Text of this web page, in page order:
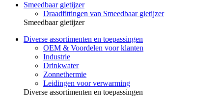
Smeedbaar gietijzer
Draadfittingen van Smeedbaar gietijzer
Smeedbaar gietijzer
Diverse assortimenten en toepassingen
OEM & Voordelen voor klanten
Industrie
Drinkwater
Zonnethermie
Leidingen voor verwarming
Diverse assortimenten en toepassingen